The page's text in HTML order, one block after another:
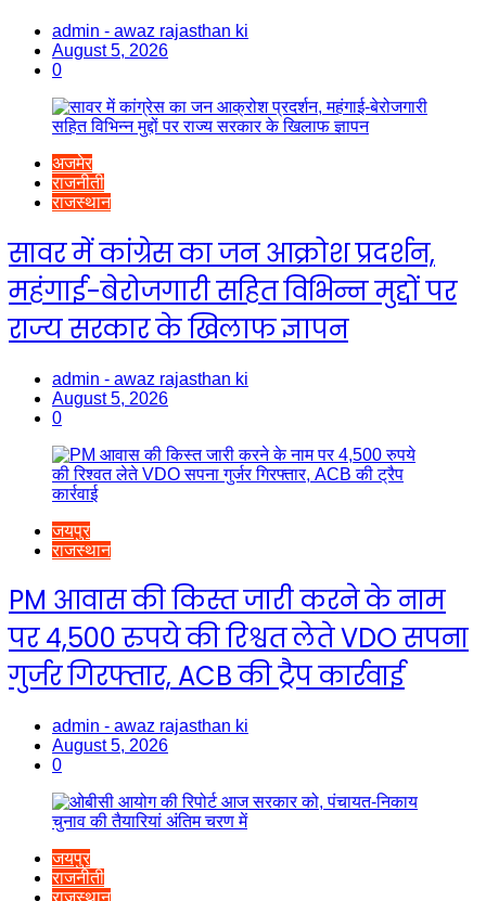
admin - awaz rajasthan ki
August 5, 2026
0
अजमेर
राजनीती
राजस्थान
सावर में कांग्रेस का जन आक्रोश प्रदर्शन,
महंगाई-बेरोजगारी सहित विभिन्न मुद्दों पर
राज्य सरकार के खिलाफ ज्ञापन
admin - awaz rajasthan ki
August 5, 2026
0
जयपुर
राजस्थान
PM आवास की किस्त जारी करने के नाम
पर 4,500 रुपये की रिश्वत लेते VDO सपना
गुर्जर गिरफ्तार, ACB की ट्रैप कार्रवाई
admin - awaz rajasthan ki
August 5, 2026
0
जयपुर
राजनीती